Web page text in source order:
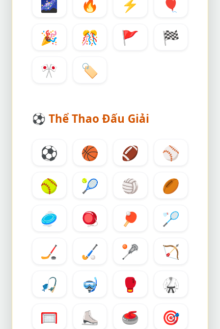
🌌
🔥 ⚡
🎈
🎉
🎊 🚩
🏁
🎌
🏷️
⚽ Thể Thao Đấu Giải
⚽ 🏀 🏈
⚾
🥎
🎾 🏐
🏉
🥏
🪀 🏓
🏸
🏒
🏑 🥍
🏹
🎣
🤿 🥊
🥋
🥅
⛸️ 🥌
🎯